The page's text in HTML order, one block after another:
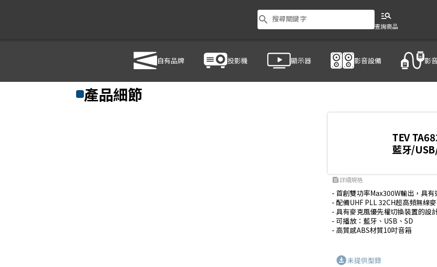
search 搜尋關鍵字 manage_search
查詢商品
自有品牌 投影機 顯示器 影音設備 影
⿆克⾵/擴⾳機 TEV TA6820-2
產品細節
TEV
藍牙/
feed詳細規格
- 首創雙功率Max300W輸出，具有
- 配備UHF PLL 32CH超高頻無線
- 具有麥克風優先權切換裝置的設
- 可播放：藍牙、USB、SD
- 高質感ABS材質10吋音箱
download_for_offline未提供型錄